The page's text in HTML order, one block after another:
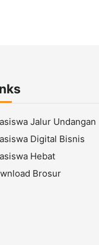
Jalur Undangan
Digital Bisnis
Hebat
Brosur